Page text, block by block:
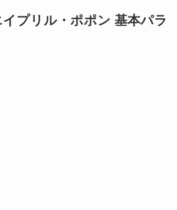
プリル・ポポン 基本パラ